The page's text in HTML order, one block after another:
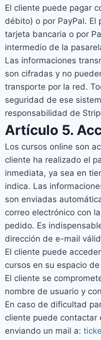
El cliente puede pagar
débito) o por PayPal. El
tarjeta bancaria o por
intermedio de la
Las informaciones
son cifradas y no
transporte por la red.
seguridad de ese
responsabilidad de
Artículo 5.
Los cursos online son
cliente ha realizado el
inmediata, ya sea en
indica. Las
son enviadas
correo electrónico con
pedido. Es
dirección de e-mail
El cliente puede
cursos en su espacio
El cliente se
nombre de usuario y
En caso de dificultad
cliente puede contactar
enviando un mail a: